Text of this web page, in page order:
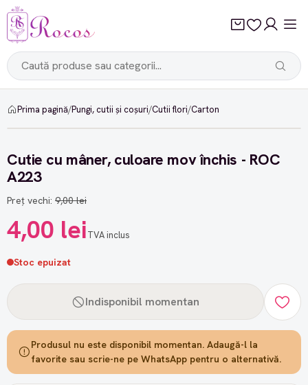
Prima pagină/Pungi, cutii și coșuri/Cutii flori/Carton
-55%
Cutie cu mâner, culoare mov închis - ROC
A223
Preț vechi: 9,00 lei
4,00 leiTVA inclus
Stoc epuizat
Indisponibil momentan
Produsul nu este disponibil momentan. Adaugă-l la
favorite sau scrie-ne pe WhatsApp pentru o alternativă.